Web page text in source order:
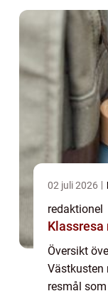
02 juli 2026
redaktionel
Översikt
Västkusten
resmål